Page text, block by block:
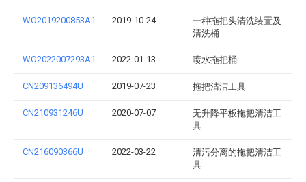
WO2019200853A1 2019-10-24
一种拖把头清洗装置及
清洗桶
WO2022007293A1 2022-01-13 喷水拖把桶
CN209136494U 2019-07-23 拖把清洁工具
CN210931246U 2020-07-07
无升降平板拖把清洁工
具
CN216090366U 2022-03-22
清污分离的拖把清洁工
具